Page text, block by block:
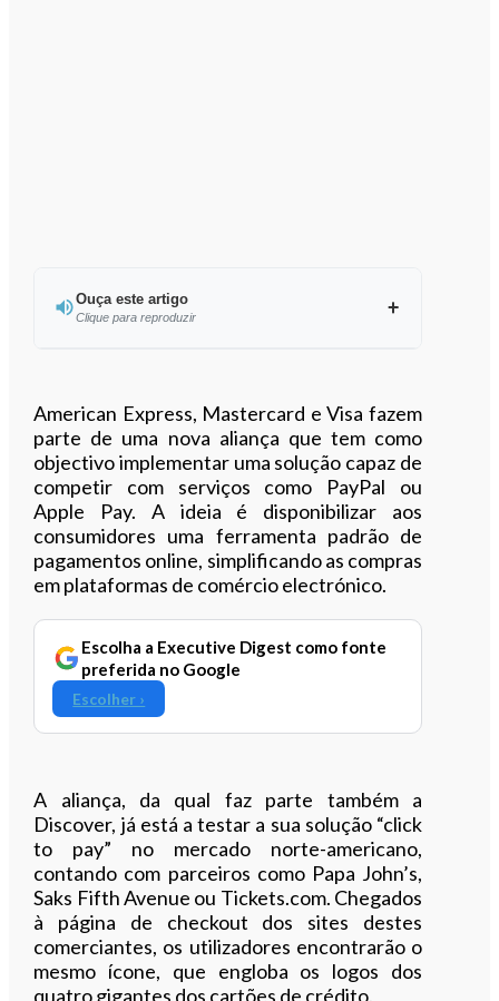
Ouça este artigo
Clique para reproduzir
American Express, Mastercard e Visa fazem
parte de uma nova aliança que tem como
objectivo implementar uma solução capaz de
competir com serviços como PayPal ou
Apple Pay. A ideia é disponibilizar aos
consumidores uma ferramenta padrão de
pagamentos online, simplificando as compras
em plataformas de comércio electrónico.
Escolha a Executive Digest como fonte
preferida no Google
Escolher ›
A aliança, da qual faz parte também a
Discover, já está a testar a sua solução “click
to pay” no mercado norte-americano,
contando com parceiros como Papa John’s,
Saks Fifth Avenue ou Tickets.com. Chegados
à página de checkout dos sites destes
comerciantes, os utilizadores encontrarão o
mesmo ícone, que engloba os logos dos
quatro gigantes dos cartões de crédito.